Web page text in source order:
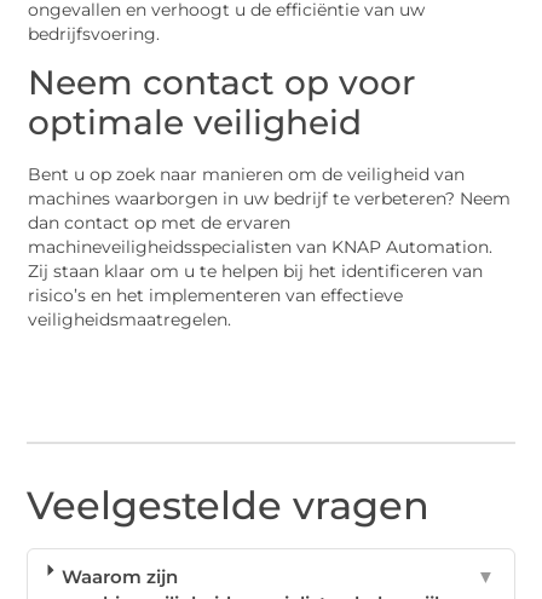
ongevallen en verhoogt u de efficiëntie van uw
bedrijfsvoering.
Neem contact op voor
optimale veiligheid
Bent u op zoek naar manieren om de veiligheid van
machines waarborgen in uw bedrijf te verbeteren? Neem
dan contact op met de ervaren
machineveiligheidsspecialisten van KNAP Automation.
Zij staan klaar om u te helpen bij het identificeren van
risico’s en het implementeren van effectieve
veiligheidsmaatregelen.
Veelgestelde vragen
Waarom zijn
▼